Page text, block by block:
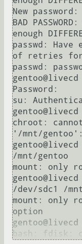
New password:
BAD
enough
passwd: Have
of retries
passwd:
Password:
su:
chroot:
'/mnt/
/mnt/gentoo
mount: only
/dev/sdc1 /
mount: only
option